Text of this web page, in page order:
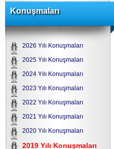
Konuşmaları
2026 Yılı Konuşmaları
2025 Yılı Konuşmaları
2024 Yılı Konuşmaları
2023 Yılı Konuşmaları
2022 Yılı Konuşmaları
2021 Yılı Konuşmaları
2020 Yılı Konuşmaları
2019 Yılı Konuşmaları